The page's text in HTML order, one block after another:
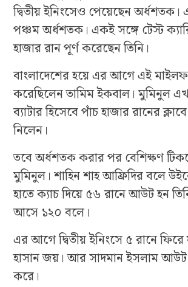
দ্বিতীয় ইনিংসেও পেয়েছেন অর্ধশতক।
পঞ্চম অর্ধশতক। একই সঙ্গে টেস্ট
হাজার রান পূর্ণ করেছেন তিনি।
বাংলাদেশের হয়ে এর আগে এই
করেছিলেন তামিম ইকবাল। মুমিনুল
ব্যাটার হিসেবে পাঁচ হাজার রানের
নিলেন।
তবে অর্ধশতক করার পর বেশিক্ষণ
মুমিনুল। শাহিন শাহ আফ্রিদির বলে
হাতে ক্যাচ দিয়ে ৫৬ রানে আউট হন
আসে ১২০ বলে।
এর আগে দ্বিতীয় ইনিংসে ৫ রানে
হাসান জয়। আর সাদমান ইসলাম
করে।